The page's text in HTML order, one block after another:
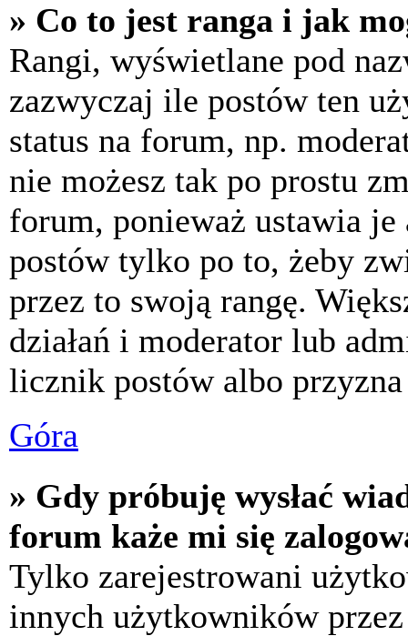
» Co to jest ranga i jak
Rangi, wyświetlane pod
zazwyczaj ile postów ten
status na forum, np.
nie możesz tak po prostu
forum, ponieważ ustawia
postów tylko po to, żeby
przez to swoją rangę.
działań i moderator lub
licznik postów albo
Góra
» Gdy próbuję wysłać
forum każe mi się
Tylko zarejestrowani
innych użytkowników